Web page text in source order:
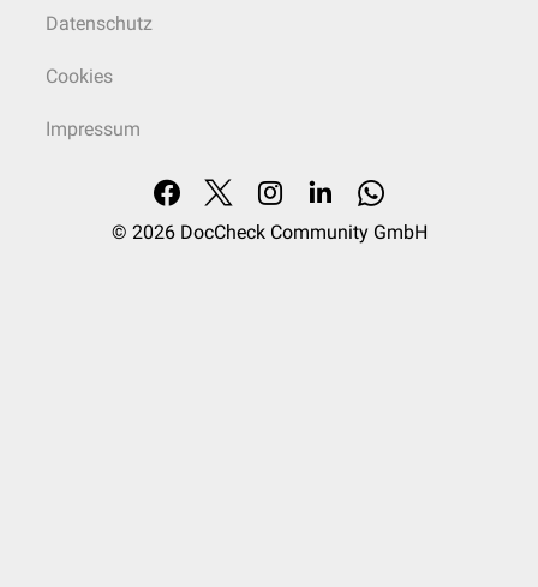
Datenschutz
Cookies
Impressum
© 2026 DocCheck Community GmbH